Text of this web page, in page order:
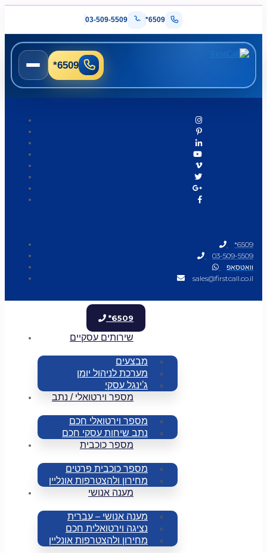
*6509
03-509-5509
*6509
*6509
03-509-5509
וואטסאפ
sales@firstcall.co.il
*6509
שירותים עסקיים
מבצעים
מערכת לניהול יומן
ג’ינגל עסקי
מספר וירטואלי / נתב
מספר וירטואלי חכם
נתב שיחות עסקי חכם
מספר כוכבית
מספר כוכבית פרטים
מחירון ולהצטרפות אונליין
מענה אנושי
מענה אנושי – עברית
נציגה וירטואלית חכם
מחירון ולהצטרפות אונליין